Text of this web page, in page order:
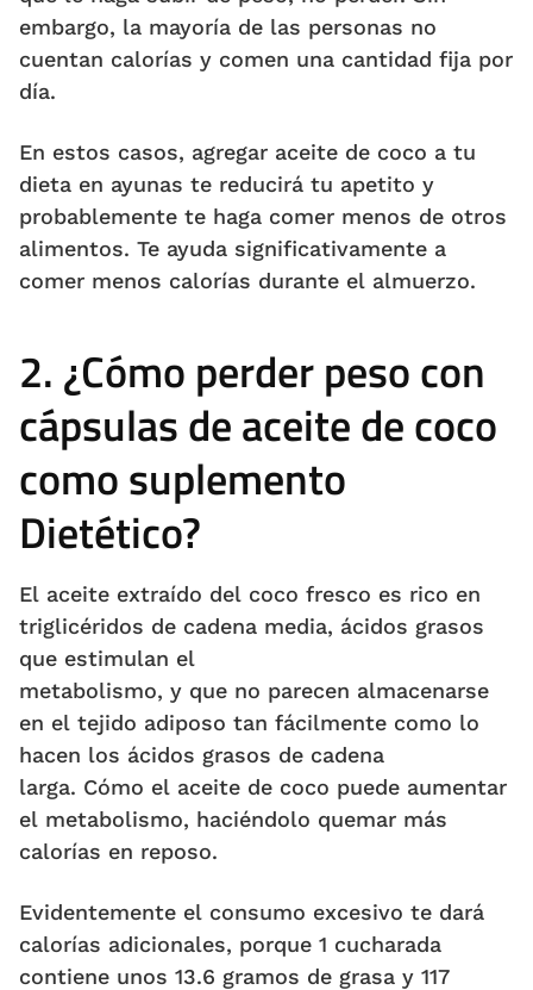
embargo, la mayoría de las personas no
cuentan calorías y comen una cantidad fija por
día.
En estos casos, agregar aceite de coco a tu
dieta en ayunas te reducirá tu apetito y
probablemente te haga comer menos de otros
alimentos. Te ayuda significativamente a
comer menos calorías durante el almuerzo.
2. ¿Cómo perder peso con
cápsulas de aceite de coco
como suplemento
Dietético?
El aceite extraído del coco fresco es rico en
triglicéridos de cadena media, ácidos grasos
que estimulan el
metabolismo, y que no parecen almacenarse
en el tejido adiposo tan fácilmente como lo
hacen los ácidos grasos de cadena
larga. Cómo el aceite de coco puede aumentar
el metabolismo, haciéndolo quemar más
calorías en reposo.
Evidentemente el consumo excesivo te dará
calorías adicionales, porque 1 cucharada
contiene unos 13.6 gramos de grasa y 117